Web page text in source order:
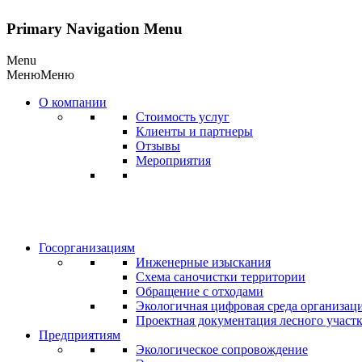
Primary Navigation Menu
Menu
МенюМеню
О компании
Стоимость услуг
Клиенты и партнеры
Отзывы
Мероприятия
Госорганизациям
Инженерные изыскания
Схема саночистки территории
Обращение с отходами
Экологичная цифровая среда
Проектная документация лесного
Предприятиям
Экологическое сопровождение